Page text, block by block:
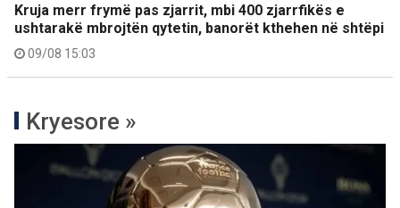
Kruja merr frymë pas zjarrit, mbi 400 zjarrfikës e
ushtarakë mbrojtën qytetin, banorët kthehen në shtëpi
09/08 15:03
Kryesore »